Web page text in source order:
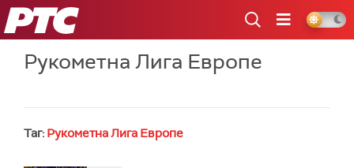
РТС
Рукометна Лига Европе
Таг: Рукометна Лига Европе